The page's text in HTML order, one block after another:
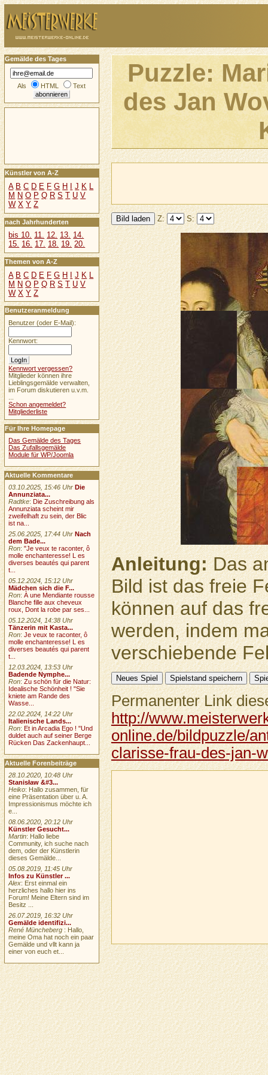
Puzzle:
des Jan
Z: S:
Anleitung:Das
Bild ist das freie
können auf das
werden, indem
verschiebende
Permanenter Link
http://
online.de/bildpuzzle/
clarisse-frau-des-jan-
Gemälde des Tages
Als HTML Text
Künstler von A-Z
A B C D E F G H J K L
M N O P Q R S T U V
W X Y Z
nach Jahrhunderten
bis 10. 11. 12. 13. 14.
15. 16. 17. 18. 19. 20.
Themen von A-Z
A B C D E F G H I J K L
M N O P Q R S T U V
W X Y Z
Benutzeranmeldung
Benutzer (oder E-Mail):
Kennwort:
Kennwort vergessen?
Mitglieder können ihre
Lieblingsgemälde verwalten,
im Forum diskutieren u.v.m.
Schon angemeldet?
Mitgliederliste
Für Ihre Homepage
Das Gemälde des Tages
Das Zufallsgemälde
Module für WP/Joomla
Aktuelle Kommentare
03.10.2025, 15:46 Uhr Die
Annunziata...
Radtke: Die Zuschreibung als
Annunziata scheint mir
zweifelhaft zu sein, der Blic
ist na...
25.06.2025, 17:44 Uhr Nach
dem Bade...
Ron:"Je veux te raconter, ô
molle enchanteresse! L es
diverses beautés qui parent
t...
05.12.2024, 15:12 Uhr
Mädchen sich die F...
Ron:À une Mendiante rousse
Blanche fille aux cheveux
roux, Dont la robe par ses...
05.12.2024, 14:38 Uhr
Tänzerin mit Kasta...
Ron:Je veux te raconter, ô
molle enchanteresse! L es
diverses beautés qui parent
t...
12.03.2024, 13:53 Uhr
Badende Nymphe...
Ron:Zu schön für die Natur:
Idealische Schönheit ! "Sie
kniete am Rande des
Wasse...
22.02.2024, 14:22 Uhr
Italienische Lands...
Ron:Et in Arcadia Ego ! "Und
duldet auch auf seiner Berge
Rücken Das Zackenhaupt...
Aktuelle Forenbeiträge
28.10.2020, 10:48 Uhr
Stanisław &#3...
Heiko: Hallo zusammen, für
eine Präsentation über u. A.
Impressionismus möchte ich
e...
08.06.2020, 20:12 Uhr
Künstler Gesucht...
Martin: Hallo liebe
Community, ich suche nach
dem, oder der Künstlerin
dieses Gemälde...
05.08.2019, 11:45 Uhr
Infos zu Künstler ...
Alex: Erst einmal ein
herzliches hallo hier ins
Forum! Meine Eltern sind im
Besitz ...
26.07.2019, 16:32 Uhr
Gemälde identifizi...
René Müncheberg : Hallo,
meine Oma hat noch ein paar
Gemälde und vllt kann ja
einer von euch et...